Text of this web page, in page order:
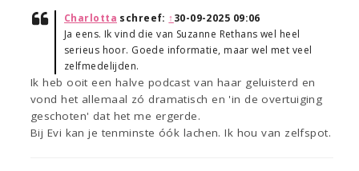
Charlotta schreef: ↑30-09-2025 09:06
Ja eens. Ik vind die van Suzanne Rethans wel heel
serieus hoor. Goede informatie, maar wel met veel
zelfmedelijden.
Ik heb ooit een halve podcast van haar geluisterd en
vond het allemaal zó dramatisch en 'in de overtuiging
geschoten' dat het me ergerde.
Bij Evi kan je tenminste óók lachen. Ik hou van zelfspot.